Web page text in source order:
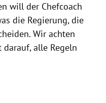
will der Chefcoach
die Regierung, die
Wir achten
alle Regeln